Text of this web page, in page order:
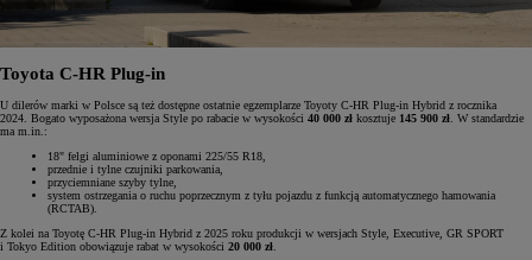
Toyota C-HR Plug-in
U dilerów marki w Polsce są też dostępne ostatnie egzemplarze Toyoty C-HR Plug-in Hybrid z rocznika
2024. Bogato wyposażona wersja Style po rabacie w wysokości 40 000 zł kosztuje 145 900 zł. W standardzie
ma m.in.:
18" felgi aluminiowe z oponami 225/55 R18,
przednie i tylne czujniki parkowania,
przyciemniane szyby tylne,
system ostrzegania o ruchu poprzecznym z tyłu pojazdu z funkcją automatycznego hamowania
(RCTAB).
Z kolei na Toyotę C-HR Plug-in Hybrid z 2025 roku produkcji w wersjach Style, Executive, GR SPORT
i Tokyo Edition obowiązuje rabat w wysokości 20 000 zł.